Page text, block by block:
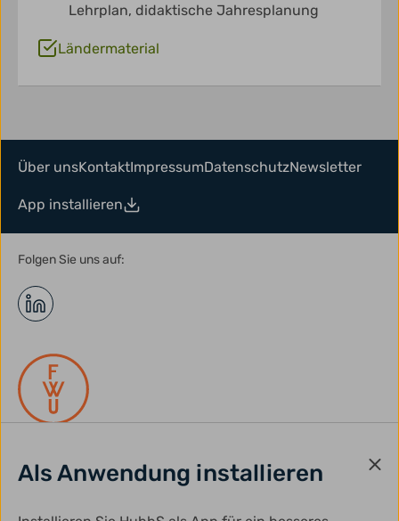
Lehrplan, didaktische Jahresplanung
Ländermaterial
Als Anwendung installieren
Über unsKontaktImpressumDatenschutzNewsletter
App installieren
Folgen Sie uns auf:
gefördert durch: